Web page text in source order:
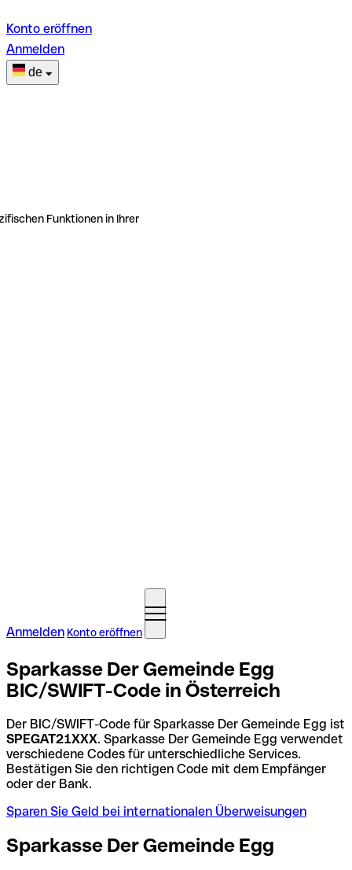
Konto eröffnen
Anmelden
de
Funktionen in Ihrer
Anmelden Konto eröffnen
Sparkasse Der Gemeinde Egg
BIC/SWIFT-Code in Österreich
Der BIC/SWIFT-Code für Sparkasse Der Gemeinde Egg ist
SPEGAT21XXX. Sparkasse Der Gemeinde Egg verwendet
verschiedene Codes für unterschiedliche Services.
Bestätigen Sie den richtigen Code mit dem Empfänger
oder der Bank.
Sparen Sie Geld bei internationalen Überweisungen
Sparkasse Der Gemeinde Egg